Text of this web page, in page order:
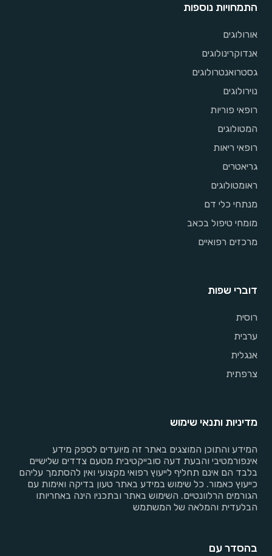
התמחויות נוספות
אורולוגים
אנדוקרינולוגים
גסטרואנטרולוגים
נוירולוגים
רופאי פוריות
המטולוגים
רופאי ריאות
גריאטרים
ראומטולוגים
מנתחי כלי דם
מומחי טיפול בכאב
מרכזים רפואיים
דוברי שפות
רוסית
ערבית
אנגלית
צרפתית
מדיניות ותנאי שימוש
המידע והתוכן המוצגים באתר זה מיועדים לספק מידע
אינפורמטיבי והבעת דעה סובייקטיבית מטעם צדדים שלישיים
בלבד הם אינם תחליף לייעוץ רפואי מקצועי ואין להסתמך עליהם
כייעוץ כאמור. כל שימוש במידע באתר טעון בדיקה ואימות עם
הגורמים הרלוונטיים. השימוש באתר ובתכניו הינה באחריותו
הבלעדית והמלאה של המשתמש
בהסדר עם